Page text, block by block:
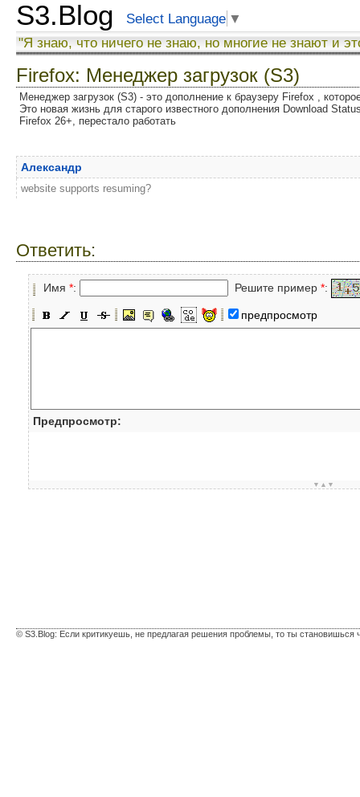
S3.Blog Select Language ▼
"Я знаю, что ничего не знаю, но многие не знают и
Firefox: Менеджер загрузок (S3)
Менеджер загрузок (S3) - это дополнение к браузеру Firefox ,
Это новая жизнь для старого известного дополнения Download
Firefox 26+, перестало работать
Александр
website supports resuming?
Ответить:
Имя *: Решите пример *:
предпросмотр
Предпросмотр:
▼▲▼
© S3.Blog: Если критикуешь, не предлагая решения проблемы, то ты становишься